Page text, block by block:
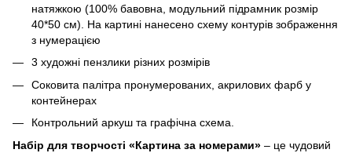
натяжкою (100% бавовна, модульний підрамник розмір
40*50 см). На картині нанесено схему контурів зображення
з нумерацією
3 художні пензлики різних розмірів
Соковита палітра пронумерованих, акрилових фарб у
контейнерах
Контрольний аркуш та графічна схема.
Набір для творчості «Картина за номерами» – це чудовий